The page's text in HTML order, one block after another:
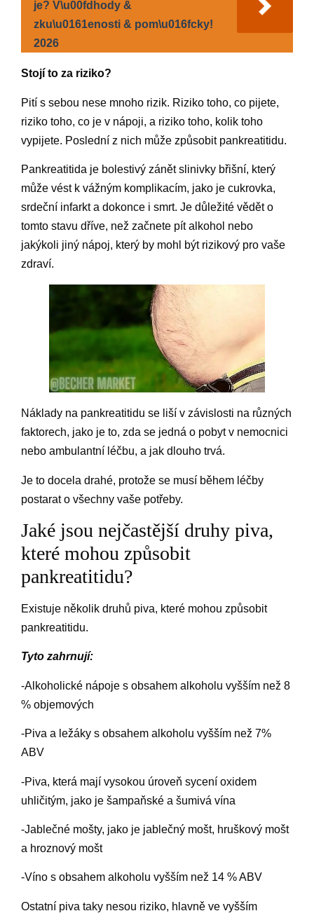
je? V\u00fdhody &
zku\u0161enosti & pom\u016fcky!
2026
Stojí to za riziko?
Pití s sebou nese mnoho rizik. Riziko toho, co pijete,
riziko toho, co je v nápoji, a riziko toho, kolik toho
vypijete. Poslední z nich může způsobit pankreatitidu.
Pankreatitida je bolestivý zánět slinivky břišní, který
může vést k vážným komplikacím, jako je cukrovka,
srdeční infarkt a dokonce i smrt. Je důležité vědět o
tomto stavu dříve, než začnete pít alkohol nebo
jakýkoli jiný nápoj, který by mohl být rizikový pro vaše
zdraví.
Náklady na pankreatitidu se liší v závislosti na různých
faktorech, jako je to, zda se jedná o pobyt v nemocnici
nebo ambulantní léčbu, a jak dlouho trvá.
Je to docela drahé, protože se musí během léčby
postarat o všechny vaše potřeby.
Jaké jsou nejčastější druhy piva,
které mohou způsobit
pankreatitidu?
Existuje několik druhů piva, které mohou způsobit
pankreatitidu.
Tyto zahrnují:
-Alkoholické nápoje s obsahem alkoholu vyšším než 8
% objemových
-Piva a ležáky s obsahem alkoholu vyšším než 7%
ABV
-Piva, která mají vysokou úroveň sycení oxidem
uhličitým, jako je šampaňské a šumivá vína
-Jablečné mošty, jako je jablečný mošt, hruškový mošt
a hroznový mošt
-Víno s obsahem alkoholu vyšším než 14 % ABV
Ostatní piva taky nesou riziko, hlavně ve vyšším